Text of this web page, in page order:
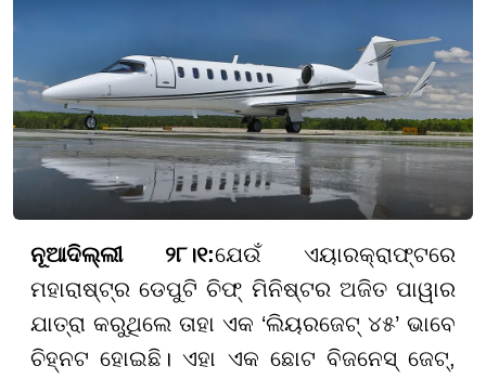
ନୂଆଦିଲ୍ଲୀ ୨୮।୧:ଯେଉଁ ଏୟାରକ୍ରାଫ୍ଟରେ
ମହାରାଷ୍ଟ୍ର ଡେପୁଟି ଚିଫ୍ ମିନିଷ୍ଟର ଅଜିତ ପାୱାର
ଯାତ୍ରା କରୁଥିଲେ ତାହା ଏକ ‘ଲିୟରଜେଟ୍ ୪୫’ ଭାବେ
ଚିହ୍ନଟ ହୋଇଛି। ଏହା ଏକ ଛୋଟ ବିଜନେସ୍ ଜେଟ୍,